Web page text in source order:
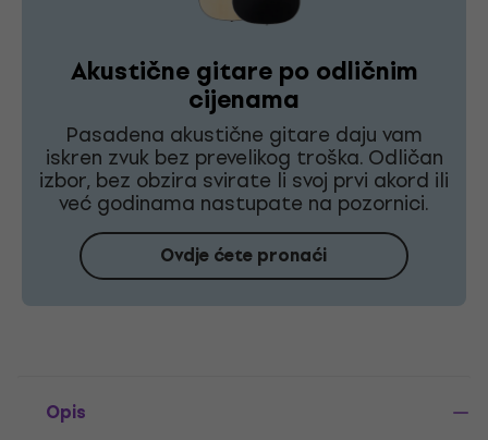
Akustične gitare po odličnim
cijenama
Pasadena akustične gitare daju vam
iskren zvuk bez prevelikog troška. Odličan
izbor, bez obzira svirate li svoj prvi akord ili
već godinama nastupate na pozornici.
Ovdje ćete pronaći
Opis